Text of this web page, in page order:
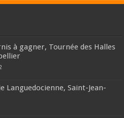
à gagner, Tournée des Halles
Languedocienne, Saint-Jean-